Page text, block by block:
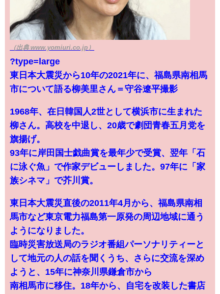
（出典 www.yomiuri.co.jp）
?type=large
東日本大震災から10年の2021年に、福島県南相馬
市について語る柳美里さん＝守谷遼平撮影
1968年、在日韓国人2世として横浜市に生まれた
柳さん。高校を中退し、20歳で劇団青春五月党を
旗揚げ。
93年に岸田国士戯曲賞を最年少で受賞、翌年「石
に泳ぐ魚」で作家デビューしました。97年に「家
族シネマ」で芥川賞。
東日本大震災直後の2011年4月から、福島県南相
馬市など東京電力福島第一原発の周辺地域に通う
ようになりました。
臨時災害放送局のラジオ番組パーソナリティーと
して地元の人の話を聞くうち、さらに交流を深め
ようと、15年に神奈川県鎌倉市から
南相馬市に移住。18年から、自宅を改装した書店